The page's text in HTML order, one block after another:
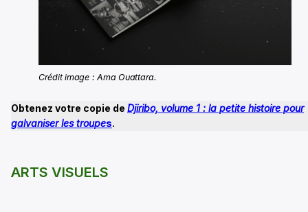
Crédit image : Ama Ouattara.
Obtenez votre copie de Djiribo, volume 1 : la petite histoire pour
galvaniser les troupes.
ARTS VISUELS